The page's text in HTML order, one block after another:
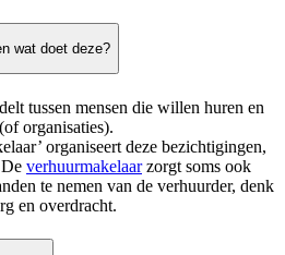
wat doet deze?
tussen mensen die willen huren en
organisaties).
organiseert deze bezichtigingen,
verhuurmakelaarzorgt soms ook
te nemen van de verhuurder, denk
en overdracht.